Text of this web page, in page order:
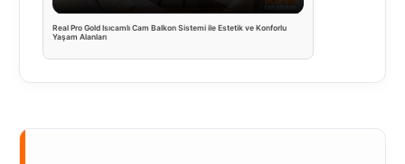
Real Pro Gold Isıcamlı Cam Balkon Sistemi ile Estetik ve Konforlu
Yaşam Alanları